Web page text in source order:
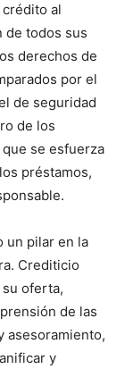
crédito al
de todos sus
derechos de
por el
de seguridad
de los
se esfuerza
préstamos,
un pilar en la
Crediticio
oferta,
de las
asesoramiento,
y